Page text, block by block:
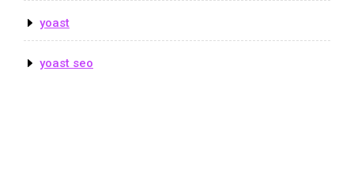
yoast
yoast seo